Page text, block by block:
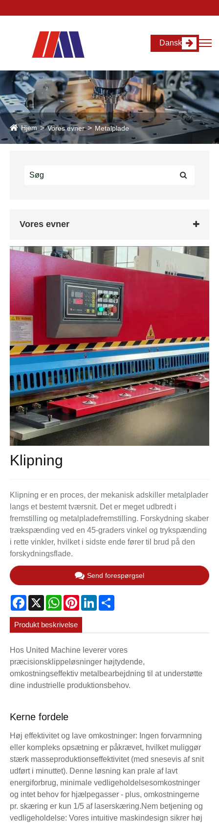
Dansk
Hjem Vores evner Metalplade
Vores evner
Klipning
Klipning er en proces, der mekanisk adskiller metalplader
langs et bestemt tværsnit. Det er meget udbredt i
fremstilling og metalpladefremstilling. Forskydning skaber
trækspænding ved en 45-graders vinkel og trykspænding
i rette vinkler, hvilket i sidste ende fører til brud på den
forskydningsflade.
Send forespørgsel
Facebook
X WhatsAppPinterestLinkedIn
Produkt beskrivelse
Hos United Machine leverer vores
præcisionsklippeløsninger højtydende,
omkostningseffektiv metalbearbejdning til at understøtte
dine industrielle produktionsbehov.
Kerne fordele
Høj effektivitet og lave omkostninger: Ingen forvarmning
eller kompleks opsætning er påkrævet, hvilket muliggør
stærk masseproduktionseffektivitet (med snesevis af snit
udført i minuttet). Denne løsning kan prale af lavt
energiforbrug, minimale vedligeholdelsesomkostninger
og intet behov for hjælpegasser - plus, omkostningerne
pr. skæring er kun 1/5 af laserskæring.Nem betjening og
vedligeholdelse: Vores intuitive maskindesign sikrer høj